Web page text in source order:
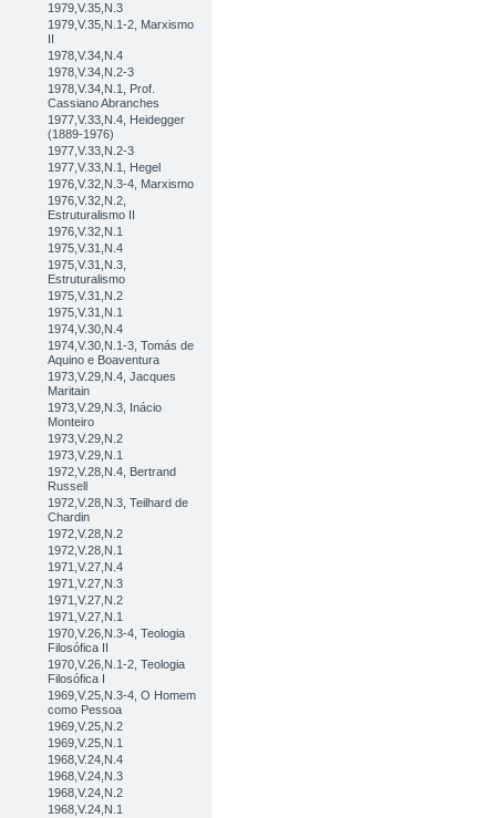
1979,V.35,N.3
1979,V.35,N.1-2, Marxismo
II
1978,V.34,N.4
1978,V.34,N.2-3
1978,V.34,N.1, Prof.
Cassiano Abranches
1977,V.33,N.4, Heidegger
(1889-1976)
1977,V.33,N.2-3
1977,V.33,N.1, Hegel
1976,V.32,N.3-4, Marxismo
1976,V.32,N.2,
Estruturalismo II
1976,V.32,N.1
1975,V.31,N.4
1975,V.31,N.3,
Estruturalismo
1975,V.31,N.2
1975,V.31,N.1
1974,V.30,N.4
1974,V.30,N.1-3, Tomás de
Aquino e Boaventura
1973,V.29,N.4, Jacques
Maritain
1973,V.29,N.3, Inácio
Monteiro
1973,V.29,N.2
1973,V.29,N.1
1972,V.28,N.4, Bertrand
Russell
1972,V.28,N.3, Teilhard de
Chardin
1972,V.28,N.2
1972,V.28,N.1
1971,V.27,N.4
1971,V.27,N.3
1971,V.27,N.2
1971,V.27,N.1
1970,V.26,N.3-4, Teologia
Filosófica II
1970,V.26,N.1-2, Teologia
Filosófica I
1969,V.25,N.3-4, O Homem
como Pessoa
1969,V.25,N.2
1969,V.25,N.1
1968,V.24,N.4
1968,V.24,N.3
1968,V.24,N.2
1968,V.24,N.1